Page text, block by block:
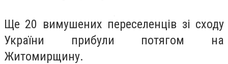
Ще 20 вимушених переселенців зі сходу
України прибули потягом на
Житомирщину.